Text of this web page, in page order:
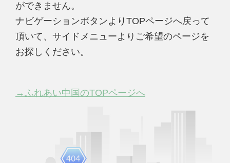
ができません。
ナビゲーションボタンよりTOPページへ戻って
頂いて、サイドメニューよりご希望のページを
お探しください。
→ふれあい中国のTOPページへ